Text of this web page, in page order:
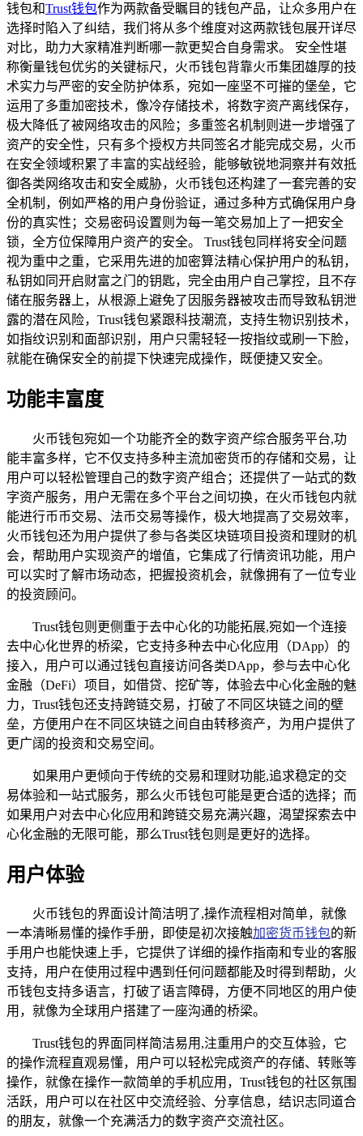
钱包和Trust钱包作为两款备受瞩目的钱包产品，让众多用户在
选择时陷入了纠结，我们将从多个维度对这两款钱包展开详尽
对比，助力大家精准判断哪一款更契合自身需求。 安全性堪
称衡量钱包优劣的关键标尺，火币钱包背靠火币集团雄厚的技
术实力与严密的安全防护体系，宛如一座坚不可摧的堡垒，它
运用了多重加密技术，像冷存储技术，将数字资产离线保存，
极大降低了被网络攻击的风险；多重签名机制则进一步增强了
资产的安全性，只有多个授权方共同签名才能完成交易，火币
在安全领域积累了丰富的实战经验，能够敏锐地洞察并有效抵
御各类网络攻击和安全威胁，火币钱包还构建了一套完善的安
全机制，例如严格的用户身份验证，通过多种方式确保用户身
份的真实性；交易密码设置则为每一笔交易加上了一把安全
锁，全方位保障用户资产的安全。 Trust钱包同样将安全问题
视为重中之重，它采用先进的加密算法精心保护用户的私钥，
私钥如同开启财富之门的钥匙，完全由用户自己掌控，且不存
储在服务器上，从根源上避免了因服务器被攻击而导致私钥泄
露的潜在风险，Trust钱包紧跟科技潮流，支持生物识别技术，
如指纹识别和面部识别，用户只需轻轻一按指纹或刷一下脸，
就能在确保安全的前提下快速完成操作，既便捷又安全。
功能丰富度
火币钱包宛如一个功能齐全的数字资产综合服务平台,功
能丰富多样，它不仅支持多种主流加密货币的存储和交易，让
用户可以轻松管理自己的数字资产组合；还提供了一站式的数
字资产服务，用户无需在多个平台之间切换，在火币钱包内就
能进行币币交易、法币交易等操作，极大地提高了交易效率，
火币钱包还为用户提供了参与各类区块链项目投资和理财的机
会，帮助用户实现资产的增值，它集成了行情资讯功能，用户
可以实时了解市场动态，把握投资机会，就像拥有了一位专业
的投资顾问。
Trust钱包则更侧重于去中心化的功能拓展,宛如一个连接
去中心化世界的桥梁，它支持多种去中心化应用（DApp）的
接入，用户可以通过钱包直接访问各类DApp，参与去中心化
金融（DeFi）项目，如借贷、挖矿等，体验去中心化金融的魅
力，Trust钱包还支持跨链交易，打破了不同区块链之间的壁
垒，方便用户在不同区块链之间自由转移资产，为用户提供了
更广阔的投资和交易空间。
如果用户更倾向于传统的交易和理财功能,追求稳定的交
易体验和一站式服务，那么火币钱包可能是更合适的选择；而
如果用户对去中心化应用和跨链交易充满兴趣，渴望探索去中
心化金融的无限可能，那么Trust钱包则是更好的选择。
用户体验
火币钱包的界面设计简洁明了,操作流程相对简单，就像
一本清晰易懂的操作手册，即使是初次接触加密货币钱包的新
手用户也能快速上手，它提供了详细的操作指南和专业的客服
支持，用户在使用过程中遇到任何问题都能及时得到帮助，火
币钱包支持多语言，打破了语言障碍，方便不同地区的用户使
用，就像为全球用户搭建了一座沟通的桥梁。
Trust钱包的界面同样简洁易用,注重用户的交互体验，它
的操作流程直观易懂，用户可以轻松完成资产的存储、转账等
操作，就像在操作一款简单的手机应用，Trust钱包的社区氛围
活跃，用户可以在社区中交流经验、分享信息，结识志同道合
的朋友，就像一个充满活力的数字资产交流社区。